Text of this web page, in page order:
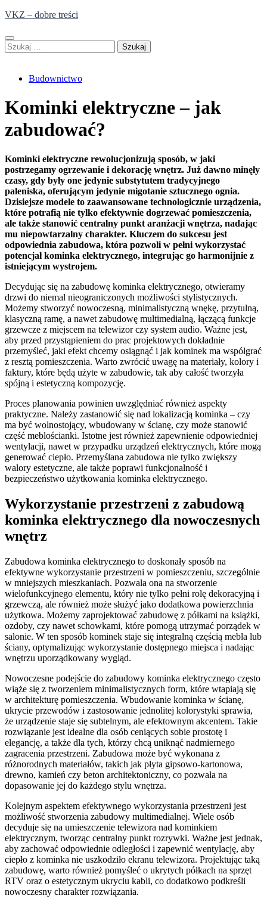
Skip
content
VKZ – dobre treści
Szukaj:
Budownictwo
Kominki elektryczne – jak
zabudować?
Kominki elektryczne rewolucjonizują sposób, w jaki
postrzegamy ogrzewanie i dekorację wnętrz. Już dawno minęły
czasy, gdy były one jedynie substytutem tradycyjnego
paleniska, oferującym jedynie migotanie sztucznego ognia.
Dzisiejsze modele to zaawansowane technologicznie urządzenia,
które potrafią nie tylko efektywnie dogrzewać pomieszczenia,
ale także stanowić centralny punkt aranżacji wnętrza, nadając
mu niepowtarzalny charakter. Kluczem do sukcesu jest
odpowiednia zabudowa, która pozwoli w pełni wykorzystać
potencjał kominka elektrycznego, integrując go harmonijnie z
istniejącym wystrojem.
Decydując się na zabudowę kominka elektrycznego, otwieramy
drzwi do niemal nieograniczonych możliwości stylistycznych.
Możemy stworzyć nowoczesną, minimalistyczną wnękę, przytulną,
klasyczną ramę, a nawet zabudowę multimedialną, łączącą funkcje
grzewcze z miejscem na telewizor czy system audio. Ważne jest,
aby przed przystąpieniem do prac projektowych dokładnie
przemyśleć, jaki efekt chcemy osiągnąć i jak kominek ma współgrać
z resztą pomieszczenia. Warto zwrócić uwagę na materiały, kolory i
faktury, które będą użyte w zabudowie, tak aby całość tworzyła
spójną i estetyczną kompozycję.
Proces planowania powinien uwzględniać również aspekty
praktyczne. Należy zastanowić się nad lokalizacją kominka – czy
ma być wolnostojący, wbudowany w ścianę, czy może stanowić
część meblościanki. Istotne jest również zapewnienie odpowiedniej
wentylacji, nawet w przypadku urządzeń elektrycznych, które mogą
generować ciepło. Przemyślana zabudowa nie tylko zwiększy
walory estetyczne, ale także poprawi funkcjonalność i
bezpieczeństwo użytkowania kominka elektrycznego.
Wykorzystanie przestrzeni z zabudową
kominka elektrycznego dla nowoczesnych
wnętrz
Zabudowa kominka elektrycznego to doskonały sposób na
efektywne wykorzystanie przestrzeni w pomieszczeniu, szczególnie
w mniejszych mieszkaniach. Pozwala ona na stworzenie
wielofunkcyjnego elementu, który nie tylko pełni rolę dekoracyjną i
grzewczą, ale również może służyć jako dodatkowa powierzchnia
użytkowa. Możemy zaprojektować zabudowę z półkami na książki,
ozdoby, czy nawet schowkami, które pomogą utrzymać porządek w
salonie. W ten sposób kominek staje się integralną częścią mebla lub
ściany, optymalizując wykorzystanie dostępnego miejsca i nadając
wnętrzu uporządkowany wygląd.
Nowoczesne podejście do zabudowy kominka elektrycznego często
wiąże się z tworzeniem minimalistycznych form, które wtapiają się
w architekturę pomieszczenia. Wbudowanie kominka w ścianę,
ukrycie przewodów i zastosowanie jednolitej kolorystyki sprawia,
że urządzenie staje się subtelnym, ale efektownym akcentem. Takie
rozwiązanie jest idealne dla osób ceniących sobie prostotę i
elegancję, a także dla tych, którzy chcą uniknąć nadmiernego
zagracenia przestrzeni. Zabudowa może być wykonana z
różnorodnych materiałów, takich jak płyta gipsowo-kartonowa,
drewno, kamień czy beton architektoniczny, co pozwala na
dopasowanie jej do każdego stylu wnętrza.
Kolejnym aspektem efektywnego wykorzystania przestrzeni jest
możliwość stworzenia zabudowy multimedialnej. Wiele osób
decyduje się na umieszczenie telewizora nad kominkiem
elektrycznym, tworząc centralny punkt rozrywki. Ważne jest jednak,
aby zachować odpowiednie odległości i zapewnić wentylację, aby
ciepło z kominka nie uszkodziło ekranu telewizora. Projektując taką
zabudowę, warto również pomyśleć o ukrytych półkach na sprzęt
RTV oraz o estetycznym ukryciu kabli, co dodatkowo podkreśli
nowoczesny charakter rozwiązania.